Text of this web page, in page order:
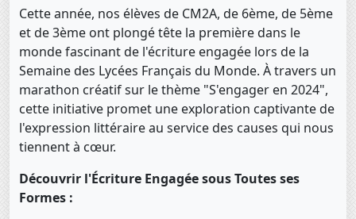
Cette année, nos élèves de CM2A, de 6ème, de 5ème
et de 3ème ont plongé tête la première dans le
monde fascinant de l'écriture engagée lors de la
Semaine des Lycées Français du Monde. À travers un
marathon créatif sur le thème "S'engager en 2024",
cette initiative promet une exploration captivante de
l'expression littéraire au service des causes qui nous
tiennent à cœur.
Découvrir l'Écriture Engagée sous Toutes ses
Formes :